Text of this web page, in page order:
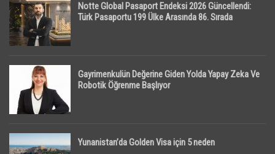
Notte Global Pasaport Endeksi 2026 Güncellendi:
Türk Pasaportu 199 Ülke Arasında 86. Sırada
Gayrimenkulün Değerine Giden Yolda Yapay Zeka Ve
Robotik Öğrenme Başlıyor
Yunanistan’da Golden Visa için 5 neden